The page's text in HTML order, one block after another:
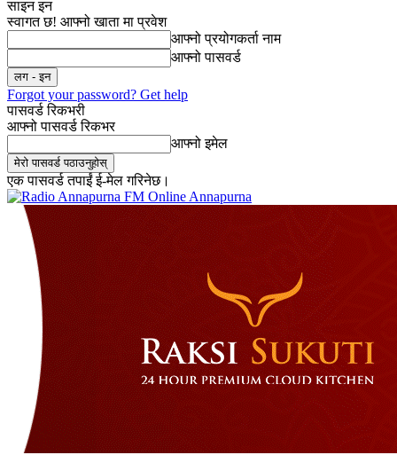
साइन इन
स्वागत छ! आफ्नो खाता मा प्रवेश
आफ्नो प्रयोगकर्ता नाम
आफ्नो पासवर्ड
Forgot your password? Get help
पासवर्ड रिकभरी
आफ्नो पासवर्ड रिकभर
आफ्नो इमेल
एक पासवर्ड तपाईं ई-मेल गरिनेछ।
Online Annapurna